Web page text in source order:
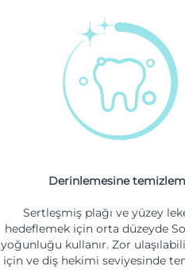
Derinlemesine
Sertleşmiş plağı ve yüzey
hedeflemek için orta düzeyde
yoğunluğu kullanır. Zor
için ve diş hekimi seviyesinde